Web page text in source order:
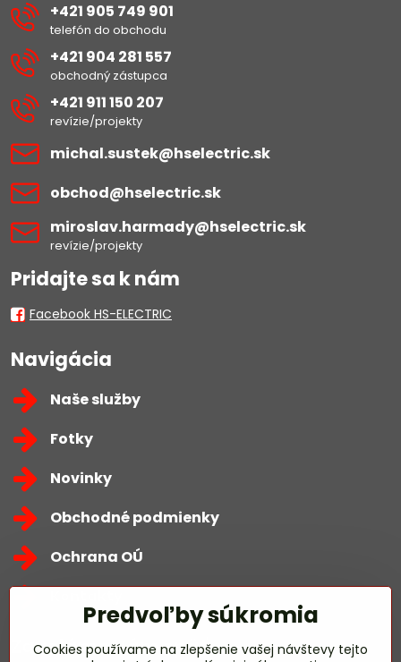
+421 905 749 901
telefón do obchodu
+421 904 281 557
obchodný zástupca
+421 911 150 207
revízie/projekty
michal​.sustek​@hselectric​.sk
obchod​@hselectric​.sk
miroslav​.harmady​@hselectric​.sk
revízie/projekty
Pridajte sa k nám
Facebook HS-ELECTRIC
Navigácia
Naše služby
Fotky
Novinky
Obchodné podmienky
Ochrana OÚ
Zavoláme Vám späť
Predvoľby súkromia
Cookies používame na zlepšenie vašej návštevy tejto